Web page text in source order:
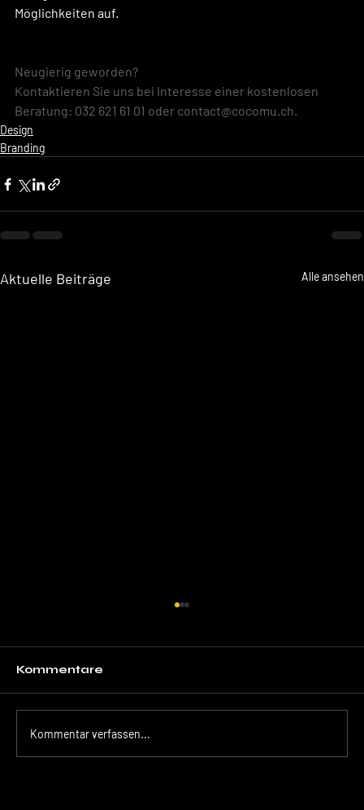
Möglichkeiten auf.
Neugierig geworden?
Kontaktieren Sie uns bei Interesse einer kostenlosen
Beratung: 032 621 61 01 oder contact@cocomu.ch.
Design
Branding
Aktuelle Beiträge Alle ansehen
Kommentare
Kommentar verfassen...